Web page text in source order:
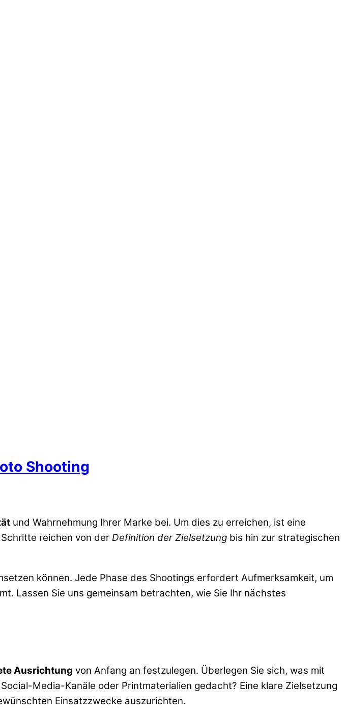
Shooting
und Wahrnehmung Ihrer Marke bei. Um dies zu erreichen, ist eine
reichen von der Definition der Zielsetzung bis hin zur strategischen
können. Jede Phase des Shootings erfordert Aufmerksamkeit, um
Lassen Sie uns gemeinsam betrachten, wie Sie Ihr nächstes
Ausrichtung von Anfang an festzulegen. Überlegen Sie sich, was mit
Media-Kanäle oder Printmaterialien gedacht? Eine klare Zielsetzung
Einsatzzwecke auszurichten.